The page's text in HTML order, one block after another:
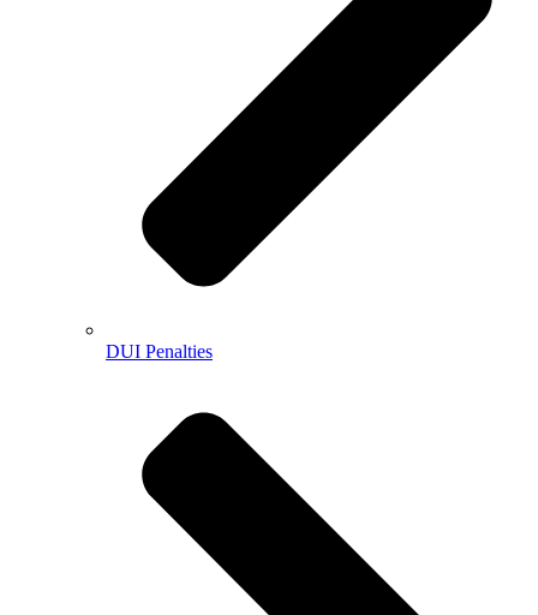
DUI Penalties